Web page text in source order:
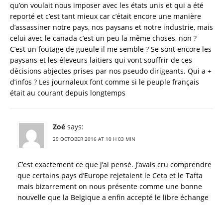
qu’on voulait nous imposer avec les états unis et qui a été
reporté et c’est tant mieux car c’était encore une manière
d’assassiner notre pays, nos paysans et notre industrie, mais
celui avec le canada c’est un peu la même choses, non ?
C’est un foutage de gueule il me semble ? Se sont encore les
paysans et les éleveurs laitiers qui vont souffrir de ces
décisions abjectes prises par nos pseudo dirigeants. Qui a +
d’infos ? Les journaleux font comme si le peuple français
était au courant depuis longtemps
Zoé says:
29 OCTOBER 2016 AT 10 H 03 MIN
C’est exactement ce que j’ai pensé. J’avais cru comprendre
que certains pays d’Europe rejetaient le Ceta et le Tafta
mais bizarrement on nous présente comme une bonne
nouvelle que la Belgique a enfin accepté le libre échange